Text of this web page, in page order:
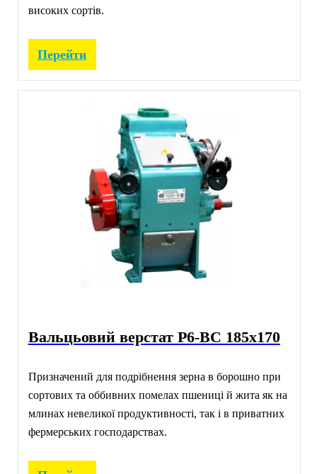
високих сортів.
Перейти
Вальцьовий верстат Р6-ВС 185х170
Призначений для подрібнення зерна в борошно при
сортових та оббивних помелах пшениці й жита як на
млинах невеликої продуктивності, так і в приватних
фермерських господарствах.